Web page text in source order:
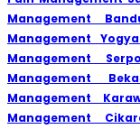
Management
Management
Management
Management
Management
Management